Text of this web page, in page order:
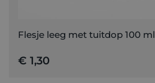
Flesje leeg met tuitdop 100 ml
€ 1,30